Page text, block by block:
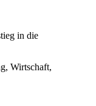
in die
Wirtschaft,